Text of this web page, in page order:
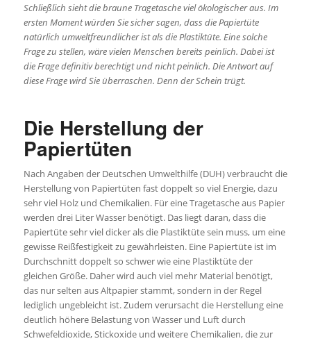
Schließlich sieht die braune Tragetasche viel ökologischer aus. Im
ersten Moment würden Sie sicher sagen, dass die Papiertüte
natürlich umweltfreundlicher ist als die Plastiktüte. Eine solche
Frage zu stellen, wäre vielen Menschen bereits peinlich. Dabei ist
die Frage definitiv berechtigt und nicht peinlich. Die Antwort auf
diese Frage wird Sie überraschen. Denn der Schein trügt.
Die Herstellung der
Papiertüten
Nach Angaben der Deutschen Umwelthilfe (DUH) verbraucht die
Herstellung von Papiertüten fast doppelt so viel Energie, dazu
sehr viel Holz und Chemikalien. Für eine Tragetasche aus Papier
werden drei Liter Wasser benötigt. Das liegt daran, dass die
Papiertüte sehr viel dicker als die Plastiktüte sein muss, um eine
gewisse Reißfestigkeit zu gewährleisten. Eine Papiertüte ist im
Durchschnitt doppelt so schwer wie eine Plastiktüte der
gleichen Größe. Daher wird auch viel mehr Material benötigt,
das nur selten aus Altpapier stammt, sondern in der Regel
lediglich ungebleicht ist. Zudem verursacht die Herstellung eine
deutlich höhere Belastung von Wasser und Luft durch
Schwefeldioxide, Stickoxide und weitere Chemikalien, die zur